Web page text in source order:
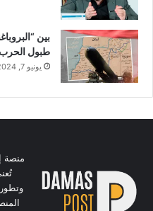
بين
طبول الحرب
يونيو 7, 2024
منصة